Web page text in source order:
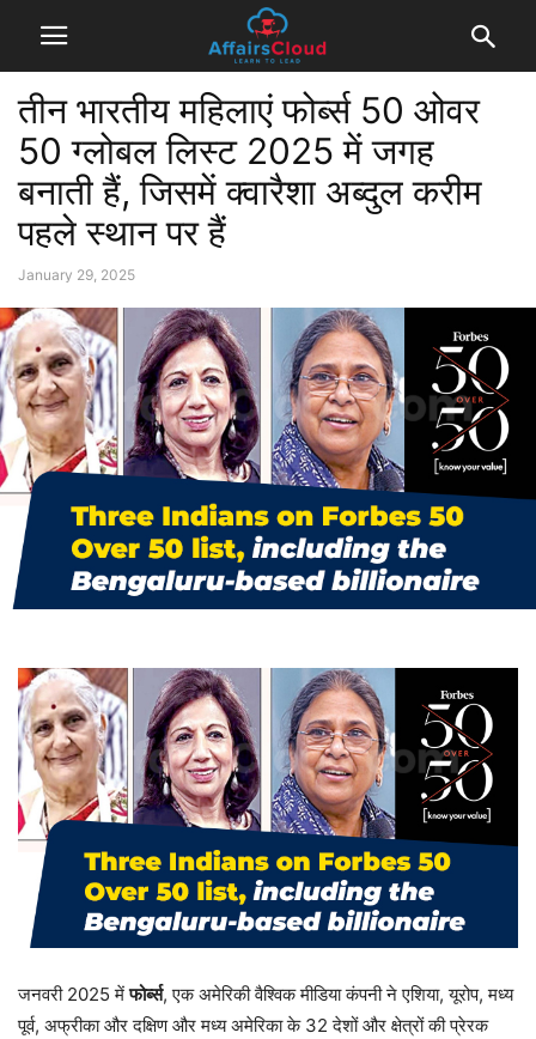
तीन भारतीय महिलाएं फोर्ब्स 50 ओवर
50 ग्लोबल लिस्ट 2025 में जगह
बनाती हैं, जिसमें क्वारैशा अब्दुल करीम
पहले स्थान पर हैं
January 29, 2025
जनवरी 2025 मेंफोर्ब्स, एक अमेरिकी वैश्विक मीडिया कंपनी ने एशिया, यूरोप, मध्य
पूर्व, अफ्रीका और दक्षिण और मध्य अमेरिका के 32 देशों और क्षेत्रों की प्रेरक